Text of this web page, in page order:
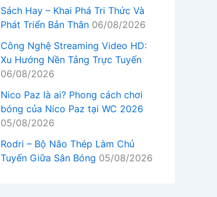
Sách Hay – Khai Phá Tri Thức Và
Phát Triển Bản Thân 06/08/2026
Công Nghệ Streaming Video HD:
Xu Hướng Nền Tảng Trực Tuyến
06/08/2026
Nico Paz là ai? Phong cách chơi
bóng của Nico Paz tại WC 2026
05/08/2026
Rodri – Bộ Não Thép Làm Chủ
Tuyến Giữa Sân Bóng 05/08/2026